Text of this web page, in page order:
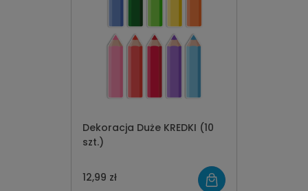
Dekoracja Duże KREDKI (10
szt.)
12,99 zł